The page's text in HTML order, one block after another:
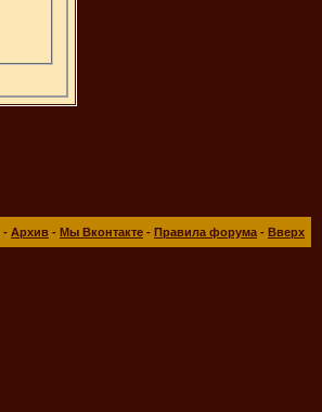
- Архив - Мы Вконтакте - Правила форума - Вверх